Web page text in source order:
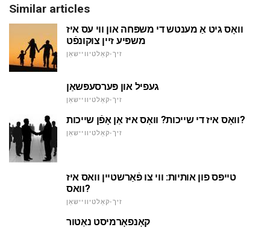
Similar articles
וואָס גיט אַ מענטש די משפּחה און ווי עס איז
משפּיע זיין צוקונפֿט
זיך-קאַלטיוויישאַן
געפיל און פּערסעפּשאַן
זיך-קאַלטיוויישאַן
וואָס איז די שייכות? וואָס איז אַן אָפֿן שייכות?
זיך-קאַלטיוויישאַן
טייפּס פון אותיות: ווי צו פֿאַרשטיין וואס איז
וואס?
זיך-קאַלטיוויישאַן
קאָנפאָרמיסט נאַטור